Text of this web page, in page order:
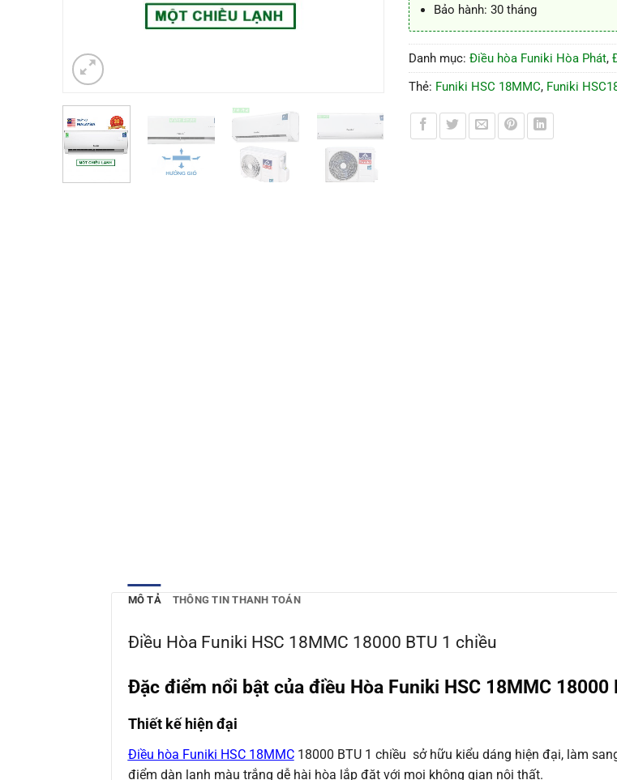
Bảo hành: 30 tháng
Danh mục: Điều hòa Funiki Hòa Phát,
Thẻ: Funiki HSC 18MMC, Funiki
MÔ TẢ THÔNG TIN THANH TOÁN
Điều Hòa Funiki HSC 18MMC 18000 BTU 1 chiều
Đặc điểm nổi bật của điều Hòa Funiki HSC 18MMC 18000
Thiết kế hiện đại
Điều hòa Funiki HSC 18MMC18000 BTU 1 chiều sở hữu kiểu dáng hiện đại, làm
điểm dàn lạnh màu trắng dễ hài hòa lắp đặt với mọi không gian nội thất.